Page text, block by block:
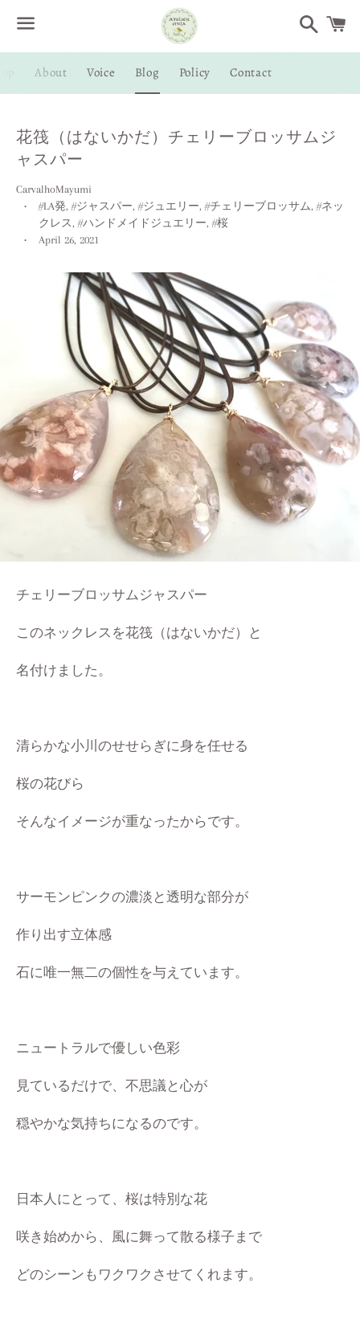
Search
About Voice Blog Policy Contact
花筏（はないかだ）チェリーブロッサムジ
ャスパー
CarvalhoMayumi
#LA発,#ジャスパー,#ジュエリー,#チェリーブロッサム ,#ネッ
クレス ,#ハンドメイドジュエリー,#桜
April 26, 2021
チェリーブロッサムジャスパー
このネックレスを花筏（はないかだ）と
名付けました。
清らかな小川のせせらぎに身を任せる
桜の花びら
そんなイメージが重なったからです。
サーモンピンクの濃淡と透明な部分が
作り出す立体感
石に唯一無二の個性を与えています。
ニュートラルで優しい色彩
見ているだけで、不思議と心が
穏やかな気持ちになるのです。
日本人にとって、桜は特別な花
咲き始めから、風に舞って散る様子まで
どのシーンもワクワクさせてくれます。